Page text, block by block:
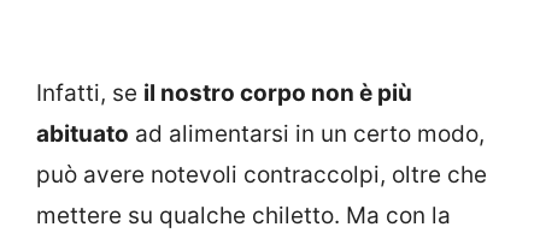
Infatti, se il nostro corpo non è più
abituato ad alimentarsi in un certo modo,
può avere notevoli contraccolpi, oltre che
mettere su qualche chiletto. Ma con la